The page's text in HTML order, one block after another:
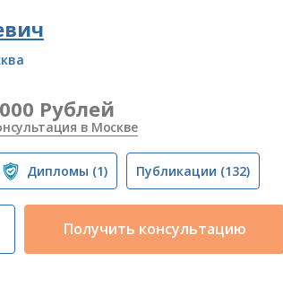
Рублей
в Москве
Дипломы (1) Публикации (132)
Получить консультацию